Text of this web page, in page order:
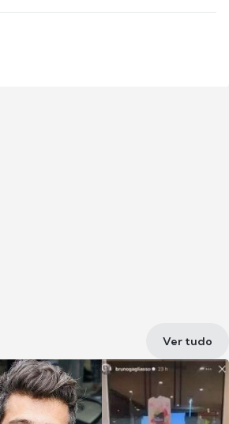
Ver tudo